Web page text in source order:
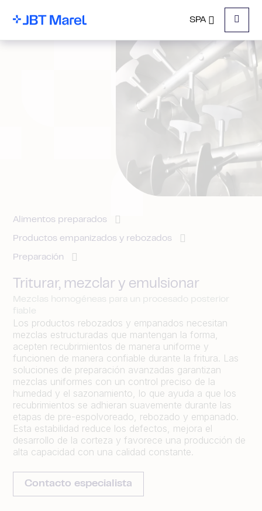
SPA
Menu
Alimentos preparados
Productos empanizados y rebozados
Preparación
Triturar, mezclar y emulsionar
Mezclas homogéneas para un procesado posterior
fiable
Los productos rebozados y empanados necesitan
mezclas estructuradas que mantengan la forma,
acepten recubrimientos de manera uniforme y
funcionen de manera confiable durante la fritura. Las
soluciones de preparación avanzadas garantizan
mezclas uniformes con un control preciso de la
humedad y el sazonamiento, lo que ayuda a que los
recubrimientos se adhieran suavemente durante las
etapas de pre-espolvoreado, rebozado y empanado.
Esta estabilidad reduce los defectos, mejora el
desarrollo de la corteza y favorece una producción de
alta capacidad con una calidad constante.
Contacto especialista